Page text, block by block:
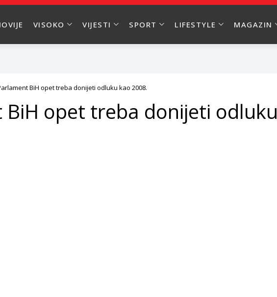
VISOKO VIJESTI SPORT LIFESTYLE MAGAZIN
BiH opet treba donijeti odluku kao 2008.
BiH opet treba donijeti odluku